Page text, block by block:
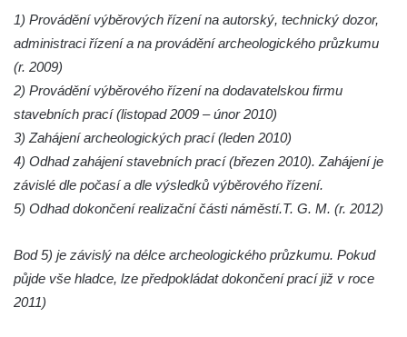
Socha svatého Vincence Ferrerského na
nádvoří kláštera dominikánů v Českých
Budějovicích
Socha svatého Zachariáše na nádvoří
kláštera dominikánů v Českých
Budějovicích
dominikánů v Českých Budějovicích
Socha svaté Anny na nádvoří kláštera
1) Provádění výběrových řízení na autorský, technický dozor,
administraci řízení a na provádění archeologického průzkumu
(r. 2009)
2) Provádění výběrového řízení na dodavatelskou firmu
stavebních prací (listopad 2009 – únor 2010)
3) Zahájení archeologických prací (leden 2010)
4) Odhad zahájení stavebních prací (březen 2010). Zahájení je
závislé dle počasí a dle výsledků výběrového řízení.
5) Odhad dokončení realizační části náměstí.T. G. M. (r. 2012)
Bod 5) je závislý na délce archeologického průzkumu. Pokud
půjde vše hladce, lze předpokládat dokončení prací již v roce
2011)